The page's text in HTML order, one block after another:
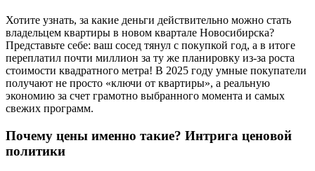
Хотите узнать, за какие деньги действительно можно стать
владельцем квартиры в новом квартале Новосибирска?
Представьте себе: ваш сосед тянул с покупкой год, а в итоге
переплатил почти миллион за ту же планировку из-за роста
стоимости квадратного метра! В 2025 году умные покупатели
получают не просто «ключи от квартиры», а реальную
экономию за счет грамотно выбранного момента и самых
свежих программ.
Почему цены именно такие? Интрига ценовой
политики